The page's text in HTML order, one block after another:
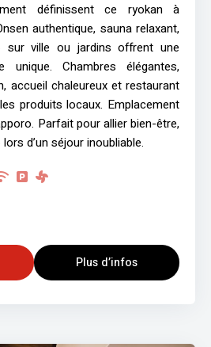
définissent ce ryokan à
authentique, sauna relaxant,
sur ville ou jardins offrent une
unique. Chambres élégantes,
accueil chaleureux et restaurant
produits locaux. Emplacement
Parfait pour allier bien-être,
d’un séjour inoubliable.
Plus d’infos